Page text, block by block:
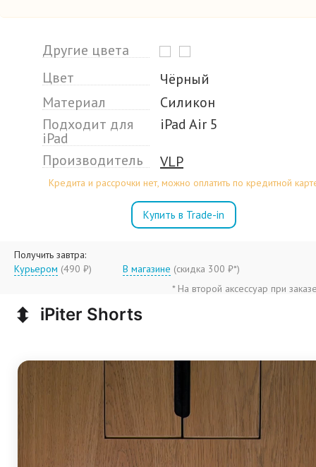
Другие цвета
Цвет
Чёрный
Материал
Силикон
Подходит для
iPad
iPad Air 5
Производитель
VLP
Кредита и рассрочки нет, можно оплатить по кредитной
Купить в Trade-in
Получить завтра:
Курьером (490 ₽) В магазине (скидка 300 ₽*)
* На второй аксессуар при
⬍ iPiter Shorts